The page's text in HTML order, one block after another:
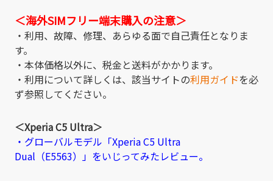
＜海外SIMフリー端末購入の注意＞
・利用、故障、修理、あらゆる面で自己責任となりま
す。
・本体価格以外に、税金と送料がかかります。
・利用について詳しくは、該当サイトの利用ガイドを必
ず参照してください。
＜Xperia C5 Ultra＞
・グローバルモデル「Xperia C5 Ultra
Dual（E5563）」をいじってみたレビュー。